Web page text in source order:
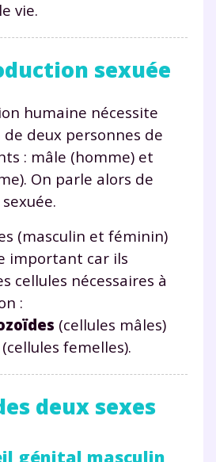
vie.
sexuée
humaine nécessite
de deux personnes de
: mâle (homme) et
On parle alors de
(masculin et féminin)
important car ils
cellules nécessaires à
:
(cellules mâles)
(cellules femelles).
deux sexes
génital masculin